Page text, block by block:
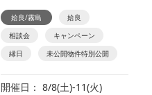
楽しめる♪ 夏フェア同時開
催！-姶良/霧島
姶良
相談会
キャンペーン
縁日
未公開物件特別公開
開催日
8/8(土)-11(火)